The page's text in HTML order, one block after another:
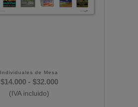
Individuales de Mesa
$14.000 - $32.000Rango
(IVA incluido)